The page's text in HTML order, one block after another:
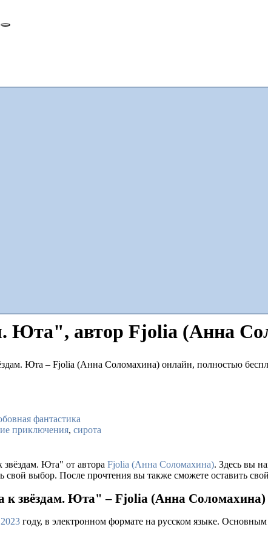
Юта", автор Fjolia (Анна
фантастика
приключения, сирота
Юта" от автора Fjolia (Анна Соломахина). Здесь вы
свой выбор. После прочтения вы также сможете оставить
к звёздам. Юта" – Fjolia (Анна Соломахина)
2023 году, в электронном формате на русском языке.